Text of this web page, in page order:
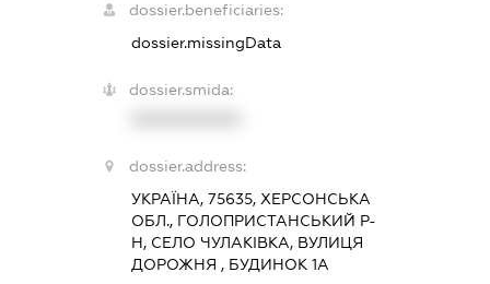
dossier.beneficiaries:
dossier.missingData
dossier.smida:
dossier.address:
УКРАЇНА, 75635, ХЕРСОНСЬКА
ОБЛ., ГОЛОПРИСТАНСЬКИЙ Р-
Н, СЕЛО ЧУЛАКІВКА, ВУЛИЦЯ
ДОРОЖНЯ , БУДИНОК 1А